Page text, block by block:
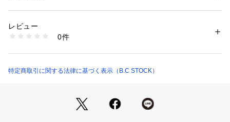
品番:26091710000110 《追加》4連パールネックレス
品番:26091710000210 ガラスパールロングネックレス
品番:26091710000510 《追加》パールイヤリング
品番:26090710000310 マルパールブローチ
品番:26090710000410 変形パールブローチ
セサリー
生産国：韓国
洗濯：アクセサリー全般
商品番号：1099200037703 （モール）
レビュー
0件
特定商取引に関する法律に基づく表示（B.C STOCK）